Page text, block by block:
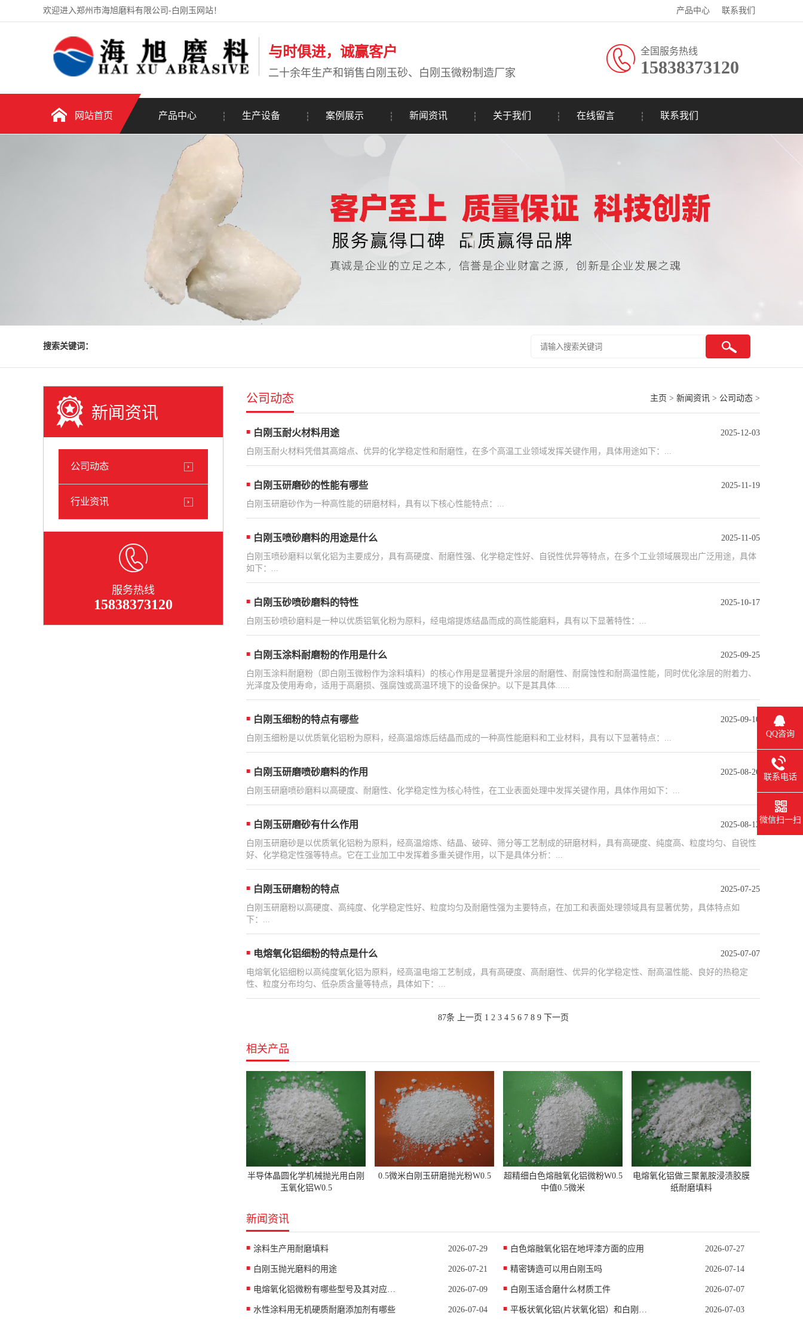
欢迎进入郑州市海旭磨料有限公司-白刚玉网站！ 产品中心 联系我们
与时俱进，诚赢客户
二十余年生产和销售白刚玉砂、白刚玉微粉制造厂家
全国服务热线
15838373120
网站首页 产品中心 生产设备 案例展示 新闻资讯 关于我们 在线留言 联系我们
搜索关键词：
新闻资讯
公司动态
行业资讯
服务热线
15838373120
公司动态 主页 > 新闻资讯 > 公司动态 >
白刚玉耐火材料用途 2025-12-03
白刚玉耐火材料凭借其高熔点、优异的化学稳定性和耐磨性，在多个高温工业领域发挥关键作用，具体用途如下：...
白刚玉研磨砂的性能有哪些 2025-11-19
白刚玉研磨砂作为一种高性能的研磨材料，具有以下核心性能特点：...
白刚玉喷砂磨料的用途是什么 2025-11-05
白刚玉喷砂磨料以氧化铝为主要成分，具有高硬度、耐磨性强、化学稳定性好、自锐性优异等特点，在多个工业领域展现出广泛用途，具体
如下：...
白刚玉砂喷砂磨料的特性 2025-10-17
白刚玉砂喷砂磨料是一种以优质铝氧化粉为原料，经电熔提炼结晶而成的高性能磨料，具有以下显著特性：...
白刚玉涂料耐磨粉的作用是什么 2025-09-25
白刚玉涂料耐磨粉（即白刚玉微粉作为涂料填料）的核心作用是显著提升涂层的耐磨性、耐腐蚀性和耐高温性能，同时优化涂层的附着力、
光泽度及使用寿命，适用于高磨损、强腐蚀或高温环境下的设备保护。以下是其具体......
白刚玉细粉的特点有哪些 2025-09-10
白刚玉细粉是以优质氧化铝粉为原料，经高温熔炼后结晶而成的一种高性能磨料和工业材料，具有以下显著特点：...
白刚玉研磨喷砂磨料的作用 2025-08-26
白刚玉研磨喷砂磨料以高硬度、耐磨性、化学稳定性为核心特性，在工业表面处理中发挥关键作用，具体作用如下：...
白刚玉研磨砂有什么作用 2025-08-12
白刚玉研磨砂是以优质氧化铝粉为原料，经高温熔炼、结晶、破碎、筛分等工艺制成的研磨材料，具有高硬度、纯度高、粒度均匀、自锐性
好、化学稳定性强等特点。它在工业加工中发挥着多重关键作用，以下是具体分析：...
白刚玉研磨粉的特点 2025-07-25
白刚玉研磨粉以高硬度、高纯度、化学稳定性好、粒度均匀及耐磨性强为主要特点，在加工和表面处理领域具有显著优势，具体特点如
下：...
电熔氧化铝细粉的特点是什么 2025-07-07
电熔氧化铝细粉以高纯度氧化铝为原料，经高温电熔工艺制成，具有高硬度、高耐磨性、优异的化学稳定性、耐高温性能、良好的热稳定
性、粒度分布均匀、低杂质含量等特点，具体如下：...
87条 上一页 1 2 3 4 5 6 7 8 9 下一页
相关产品
半导体晶圆化学机械抛光用白刚
玉氧化铝W0.5
0.5微米白刚玉研磨抛光粉W0.5
超精细白色熔融氧化铝微粉W0.5
中值0.5微米
电熔氧化铝做三聚氰胺浸渍胶膜
纸耐磨填料
新闻资讯
涂料生产用耐磨填料 2026-07-29 白色熔融氧化铝在地坪漆方面的应用 2026-07-27
白刚玉抛光磨料的用途 2026-07-21 精密铸造可以用白刚玉吗 2026-07-14
电熔氧化铝微粉有哪些型号及其对应中值D50 2026-07-09 白刚玉适合磨什么材质工件 2026-07-07
水性涂料用无机硬质耐磨添加剂有哪些 2026-07-04 平板状氧化铝(片状氧化铝）和白刚玉（白色熔融氧化铝WA）的区别 2026-07-03
QQ咨询
联系电话
微信扫一扫